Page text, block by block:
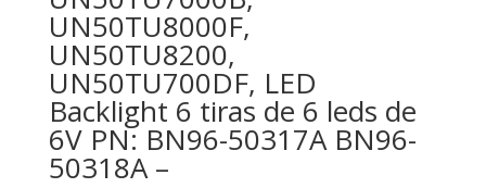
UN50TU8000F,
UN50TU8200,
UN50TU700DF, LED
Backlight 6 tiras de 6 leds de
6V PN: BN96-50317A BN96-
50318A –